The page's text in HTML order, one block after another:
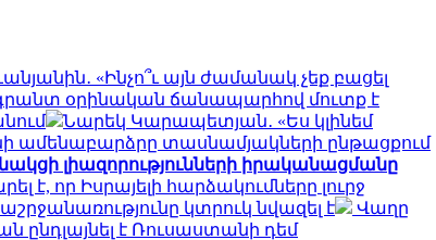
«Ինչո՞ւ այն ժամանակ չեք բացել
օրինական ճանապարհով մուտք է
Նարեկ Կարապետյան․ «Ես կլինեմ
ամենաբարձրը տասնամյակների ընթացքում
լիազորությունների իրականացմանը
է, որ Իսրայելի հարձակումները լուրջ
կտրուկ նվազել է
Վաղը
ընդլայնել է Ռուսաստանի դեմ